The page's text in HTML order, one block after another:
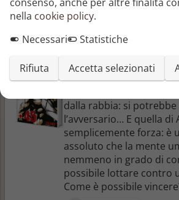
Aporro!
Tite Kubo
Bleach 45: THE
Shinji Hirako sfodera la
dalla rabbia: si
l’avversario… E quella di
semplicemente forza: è
assoluto che la mente
nemmeno in grado di
possibile lottare contro
Come è possibile
nella cookie policy.
Necessari
Statistiche
Rifiuta Accetta selezionati